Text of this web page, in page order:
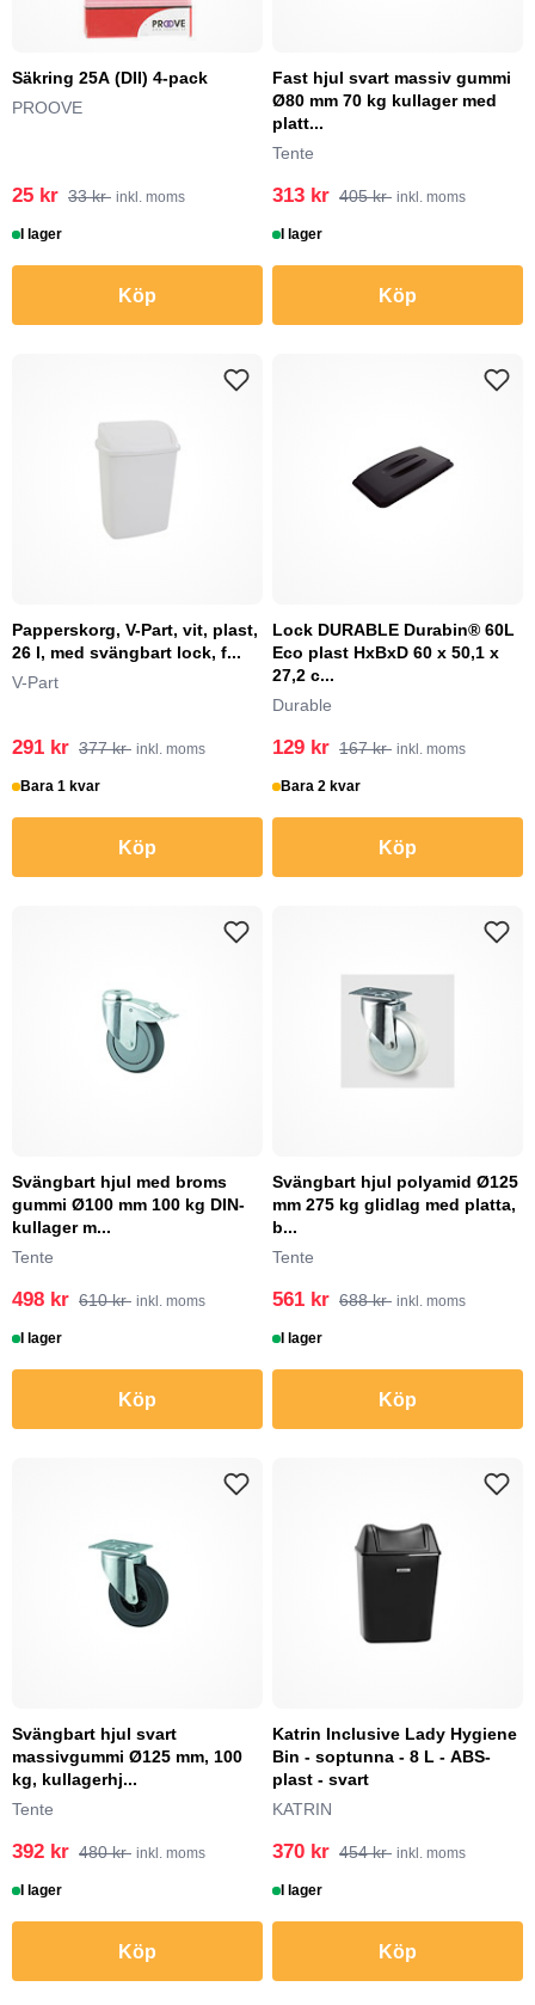
Säkring 25A (DII) 4-pack
PROOVE
25 kr 33 kr inkl. moms
I lager
Köp
Fast hjul svart massiv gummi
Ø80 mm 70 kg kullager med
platt...
Tente
313 kr 405 kr inkl. moms
I lager
Köp
Papperskorg, V-Part, vit, plast,
26 l, med svängbart lock, f...
V-Part
291 kr 377 kr inkl. moms
Bara 1 kvar
Köp
Lock DURABLE Durabin® 60L
Eco plast HxBxD 60 x 50,1 x
27,2 c...
Durable
129 kr 167 kr inkl. moms
Bara 2 kvar
Köp
Svängbart hjul med broms
gummi Ø100 mm 100 kg DIN-
kullager m...
Tente
498 kr 610 kr inkl. moms
I lager
Köp
Svängbart hjul polyamid Ø125
mm 275 kg glidlag med platta,
b...
Tente
561 kr 688 kr inkl. moms
I lager
Köp
Svängbart hjul svart
massivgummi Ø125 mm, 100
kg, kullagerhj...
Tente
392 kr 480 kr inkl. moms
I lager
Köp
Katrin Inclusive Lady Hygiene
Bin - soptunna - 8 L - ABS-
plast - svart
KATRIN
370 kr 454 kr inkl. moms
I lager
Köp